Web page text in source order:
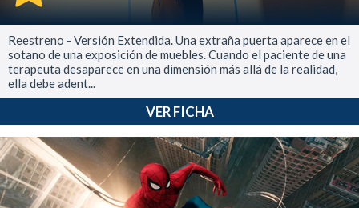
Reestreno - Versión Extendida. Una extraña puerta aparece en el
sotano de una exposición de muebles. Cuando el paciente de una
terapeuta desaparece en una dimensión más allá de la realidad,
ella debe adent...
VER FICHA